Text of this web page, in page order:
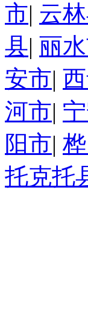
市| 云
县| 丽
安市|
河市|
阳市|
托克托